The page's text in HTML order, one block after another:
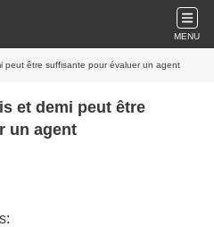
MENU
peut être suffisante pour évaluer un agent
et demi peut être
un agent